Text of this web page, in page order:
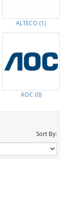
ALTECO (1)
AOC (0)
Sort By: